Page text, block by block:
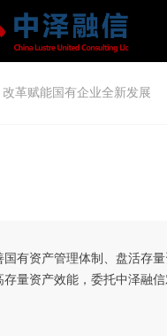
革赋能国有企业全新发展
有资产管理体制、盘活存
量资产效能，委托中泽融